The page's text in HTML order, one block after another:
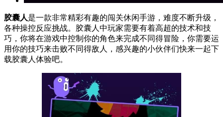
胶囊人是一款非常精彩有趣的闯关休闲手游，难度不断升级，
各种操控反应挑战。胶囊人中玩家需要有着高超的技术和技
巧，你将在游戏中控制你的角色来完成不同得冒险，你需要运
用你的技巧来击败不同得敌人，感兴趣的小伙伴们快来一起下
载胶囊人体验吧。